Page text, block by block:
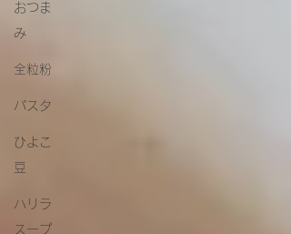
おつま
み
全粒粉
パスタ
ひよこ
豆
ハリラ
スープ